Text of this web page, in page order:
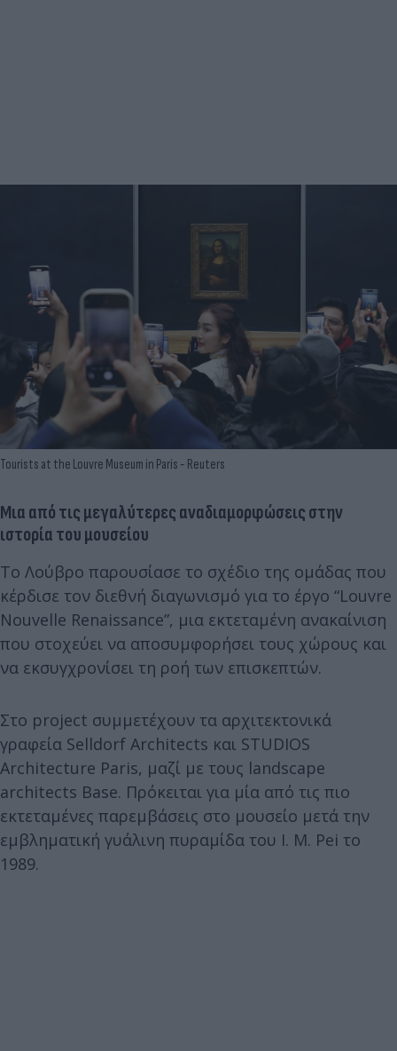
Tourists at the Louvre Museum in Paris - Reuters
Μια από τις μεγαλύτερες αναδιαμορφώσεις στην
ιστορία του μουσείου
Το Λούβρο παρουσίασε το σχέδιο της ομάδας που
κέρδισε τον διεθνή διαγωνισμό για το έργο “Louvre
Nouvelle Renaissance”, μια εκτεταμένη ανακαίνιση
που στοχεύει να αποσυμφορήσει τους χώρους και
να εκσυγχρονίσει τη ροή των επισκεπτών.
Στο project συμμετέχουν τα αρχιτεκτονικά
γραφεία Selldorf Architects και STUDIOS
Architecture Paris, μαζί με τους landscape
architects Base. Πρόκειται για μία από τις πιο
εκτεταμένες παρεμβάσεις στο μουσείο μετά την
εμβληματική γυάλινη πυραμίδα του I. M. Pei το
1989.